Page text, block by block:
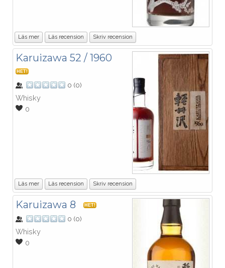
Läs mer Läs recension Skriv recension
Karuizawa 52 / 1960
HET!
0 (0)
Whisky
0
Läs mer Läs recension Skriv recension
Karuizawa 8 HET!
0 (0)
Whisky
0